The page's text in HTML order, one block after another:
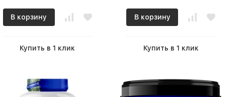
В корзину
Купить в 1 клик
В корзину
Купить в 1 клик